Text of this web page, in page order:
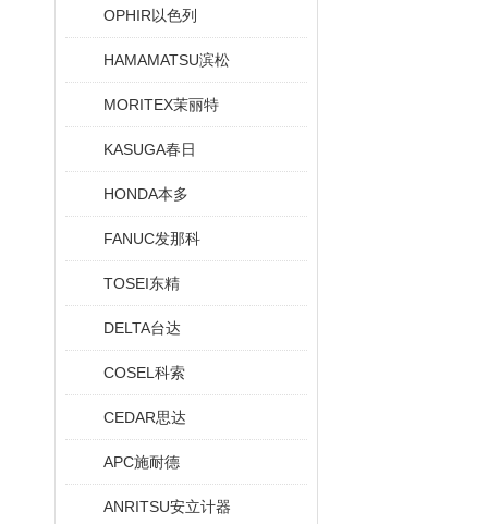
OPHIR以色列
HAMAMATSU滨松
MORITEX茉丽特
KASUGA春日
HONDA本多
FANUC发那科
TOSEI东精
DELTA台达
COSEL科索
CEDAR思达
APC施耐德
ANRITSU安立计器